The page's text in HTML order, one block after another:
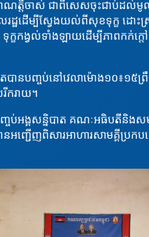
ណត្តិចាស់​ ជាពិសេសចុះជាប់ដល់មូល
លរដ្ឋដេីម្បីស្វែងយល់ពីសុខទុក្ខ​ ដ
ខកង្វល់ទាំងឡាយដេីម្បីភាពកក់ក្ដ
តបានបញ្ចប់នៅវេលាម៉ោង១០៖១៥
ករាយ។
ប់អង្គសន្និបាត គណៈអធិបតីនិងស
នអញ្ជើញពិសារអាហារសាមគ្គីប្រក